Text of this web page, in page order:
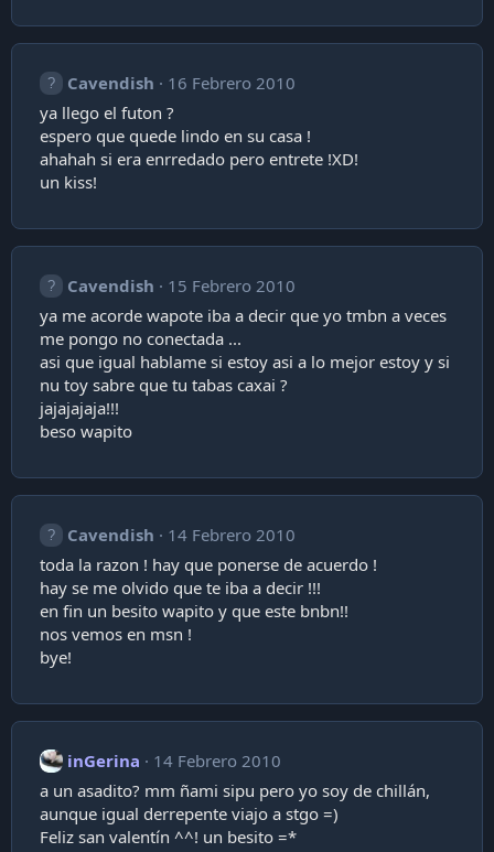
Cavendish
16 Febrero 2010
ya llego el futon ?
espero que quede lindo en su casa !
ahahah si era enrredado pero entrete !XD!
un kiss!
Cavendish
15 Febrero 2010
ya me acorde wapote iba a decir que yo tmbn a veces
me pongo no conectada ...
asi que igual hablame si estoy asi a lo mejor estoy y si
nu toy sabre que tu tabas caxai ?
jajajajaja!!!
beso wapito
Cavendish
14 Febrero 2010
toda la razon ! hay que ponerse de acuerdo !
hay se me olvido que te iba a decir !!!
en fin un besito wapito y que este bnbn!!
nos vemos en msn !
bye!
inGerina
14 Febrero 2010
a un asadito? mm ñami sipu pero yo soy de chillán,
aunque igual derrepente viajo a stgo =)
Feliz san valentín ^^! un besito =*